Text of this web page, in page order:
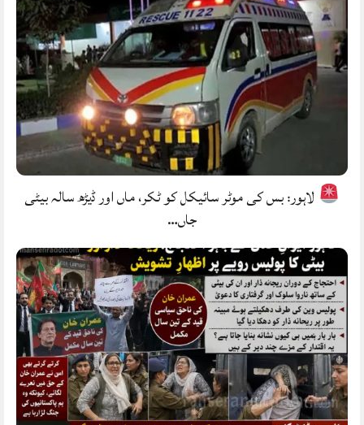
لاہور: بس کی موٹر سائیکل کو ٹکر، ماں اور ڈیڑھ سالہ بیٹی
جاں…